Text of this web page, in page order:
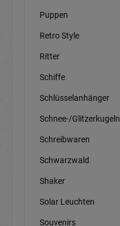
Puppen
Retro Style
Ritter
Schiffe
Schlüsselanhänger
Schnee-/Glitzerkugeln
Schreibwaren
Schwarzwald
Shaker
Solar Leuchten
Souvenirs